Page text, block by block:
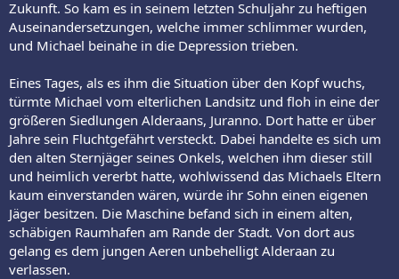
Zukunft. So kam es in seinem letzten Schuljahr zu heftigen
Auseinandersetzungen, welche immer schlimmer wurden,
und Michael beinahe in die Depression trieben.
Eines Tages, als es ihm die Situation über den Kopf wuchs,
türmte Michael vom elterlichen Landsitz und floh in eine der
größeren Siedlungen Alderaans, Juranno. Dort hatte er über
Jahre sein Fluchtgefährt versteckt. Dabei handelte es sich um
den alten Sternjäger seines Onkels, welchen ihm dieser still
und heimlich vererbt hatte, wohlwissend das Michaels Eltern
kaum einverstanden wären, würde ihr Sohn einen eigenen
Jäger besitzen. Die Maschine befand sich in einem alten,
schäbigen Raumhafen am Rande der Stadt. Von dort aus
gelang es dem jungen Aeren unbehelligt Alderaan zu
verlassen.